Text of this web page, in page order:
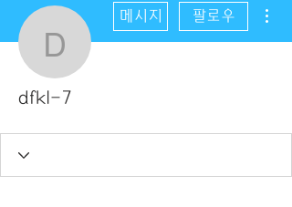
dfkl-7
메시지 팔로우
dfkl-7